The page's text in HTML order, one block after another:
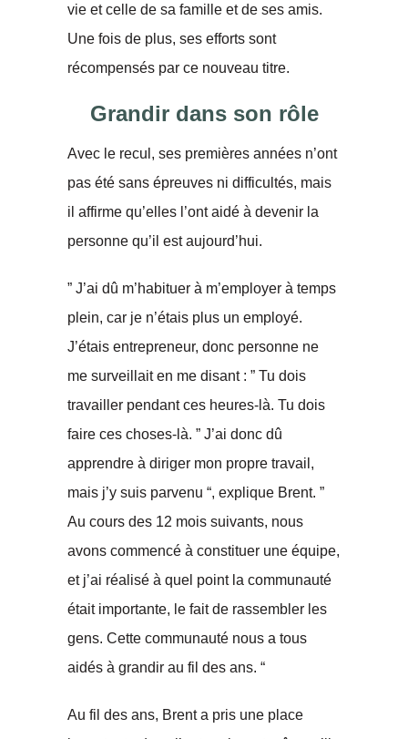
vie et celle de sa famille et de ses amis.
Une fois de plus, ses efforts sont
récompensés par ce nouveau titre.
Grandir dans son rôle
Avec le recul, ses premières années n’ont
pas été sans épreuves ni difficultés, mais
il affirme qu’elles l’ont aidé à devenir la
personne qu’il est aujourd’hui.
” J’ai dû m’habituer à m’employer à temps
plein, car je n’étais plus un employé.
J’étais entrepreneur, donc personne ne
me surveillait en me disant : ” Tu dois
travailler pendant ces heures-là. Tu dois
faire ces choses-là. ” J’ai donc dû
apprendre à diriger mon propre travail,
mais j’y suis parvenu “, explique Brent. ”
Au cours des 12 mois suivants, nous
avons commencé à constituer une équipe,
et j’ai réalisé à quel point la communauté
était importante, le fait de rassembler les
gens. Cette communauté nous a tous
aidés à grandir au fil des ans. “
Au fil des ans, Brent a pris une place